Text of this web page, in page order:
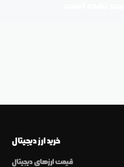
خرید ارز دیجیتال
قیمت ارزهای دیجیتال